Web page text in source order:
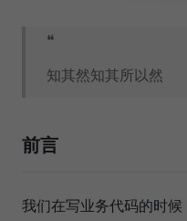
❝
知其然知其所以然
前言
我们在写业务代码的时